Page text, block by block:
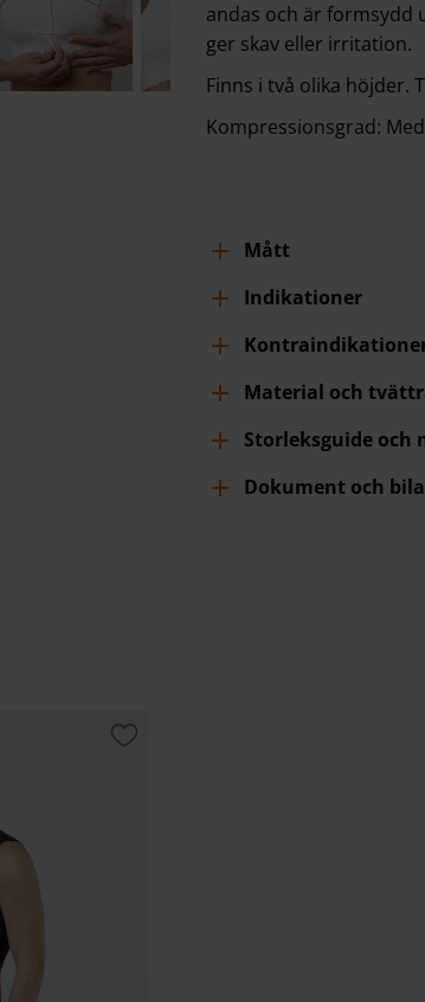
andas och är formsydd
ger skav eller irritation.
Finns i två olika höjder.
Kompressionsgrad:
Mått
Indikationer
Material och
Storleksguide och
Dokument och
Lägg till i favoriter